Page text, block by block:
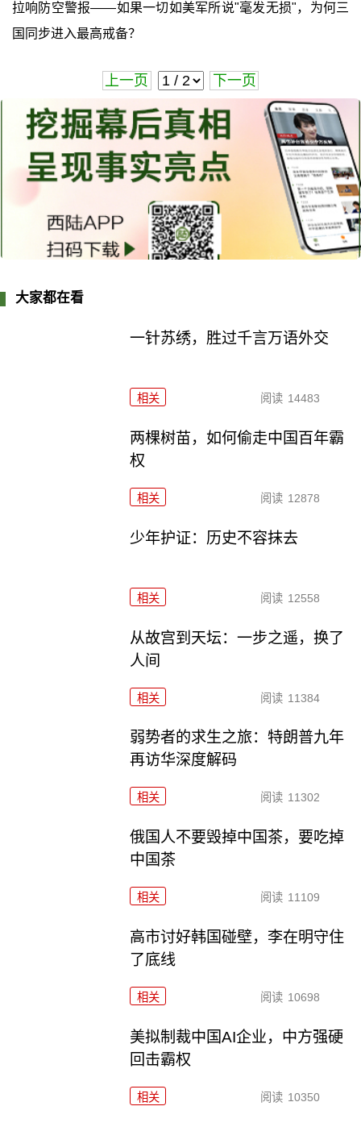
拉响防空警报——如果一切如美军所说"毫发无损"，为何三
国同步进入最高戒备？
上一页 下一页
大家都在看
一针苏绣，胜过千言万语外交
相关 阅读 14483
两棵树苗，如何偷走中国百年霸
权
相关 阅读 12878
少年护证：历史不容抹去
相关 阅读 12558
从故宫到天坛：一步之遥，换了
人间
相关 阅读 11384
弱势者的求生之旅：特朗普九年
再访华深度解码
相关 阅读 11302
俄国人不要毁掉中国茶，要吃掉
中国茶
相关 阅读 11109
高市讨好韩国碰壁，李在明守住
了底线
相关 阅读 10698
美拟制裁中国AI企业，中方强硬
回击霸权
相关 阅读 10350